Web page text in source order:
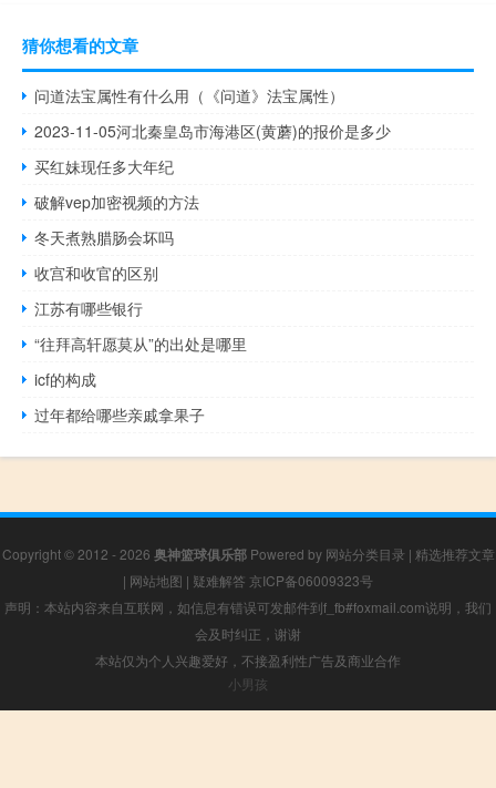
猜你想看的文章
问道法宝属性有什么用（《问道》法宝属性）
2023-11-05河北秦皇岛市海港区(黄蘑)的报价是多少
买红妹现任多大年纪
破解vep加密视频的方法
冬天煮熟腊肠会坏吗
收宫和收官的区别
江苏有哪些银行
“往拜高轩愿莫从”的出处是哪里
icf的构成
过年都给哪些亲戚拿果子
Copyright © 2012 - 2026 奥神篮球俱乐部Powered by 网站分类目录 | 精选推荐文章
| 网站地图 | 疑难解答 京ICP备06009323号
声明：本站内容来自互联网，如信息有错误可发邮件到f_fb#foxmail.com说明，我们
会及时纠正，谢谢
本站仅为个人兴趣爱好，不接盈利性广告及商业合作
小男孩